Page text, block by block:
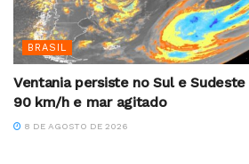
BRASIL
Ventania persiste no Sul e
90 km/h e mar agitado
8 DE AGOSTO DE 2026